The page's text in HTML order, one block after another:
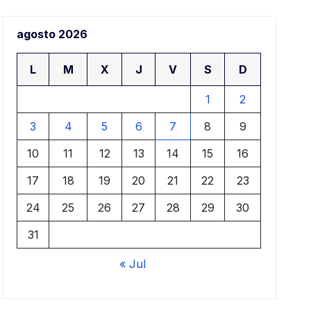
agosto 2026
L M X J V S D
1
2
3
4 5 6 7 8
9
10
11 12 13 14 15
16
17
18 19 20 21 22
23
24
25 26 27 28 29
30
31
« Jul